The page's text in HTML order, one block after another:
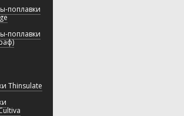
поплавки
поплавки
Thinsulate